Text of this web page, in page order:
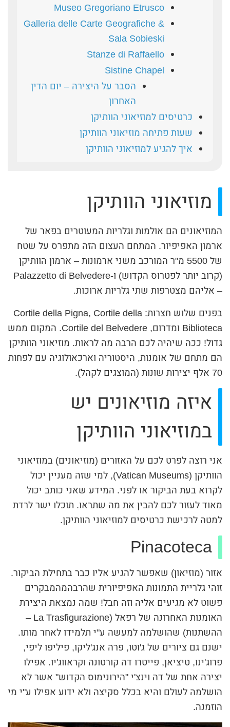
Museo Gregoriano Etrusco
Galleria delle Carte Geografiche &
Sala Sobieski
Stanze di Raffaello
Sistine Chapel
הסבר על היצירה – יום הדין
האחרון
כרטיסים למוזיאוני הוותיקן
שעות פתיחה מוזיאוני הוותיקן
איך להגיע למוזיאוני הוותיקן
מוזיאוני הוותיקן
המוזיאונים הם אולמות וגלריות המעוטרים בפאר של
ארמון האפיפיור. המתחם העצום הזה מתפרס על שטח
של 5500 מ"ר המורכב משני ארמונות – ארמון הוותיקן
(קרוב יותר לפטרוס הקדוש) ו-Palazzetto di Belvedere
– אליהם מצטרפות שתי גלריות ארוכות.
בפנים שלוש חצרות: Cortile della Pigna, Cortile della
Biblioteca ומדרום, Cortile del Belvedere. המקום ממש
גדול! ככה שיהיה לכם הרבה מה לראות. מוזיאוני הוותיקן
הם מתחם של אומנות, היסטוריה וארכאולוגיה עם לפחות
70 אלף יצירות שונות (המוצגים לקהל).
איזה מוזיאונים יש
במוזיאוני הוותיקן
אני רוצה לפרט לכם על האזורים (מוזיאונים) במוזיאוני
הוותיקן (Vatican Museums), למי שזה מעניין יכול
לקרוא בעת הביקור או לפני. המידע שאני כותב יכול
מאוד לעזור לכם להבין את מה שתראו. תוכלו ישר לרדת
למטה לרכישת כרטיסים למוזיאוני הוותיקן.
Pinacoteca
אזור (מוזיאון) שאפשר להגיע אליו כבר בתחילת הביקור.
זוהי גלריית התמונות האפיפיורית שהרבהמהמבקרים
פשוט לא מגיעים אליה וזה חבל! שמה נמצאת היצירת
האומנות האחרונה של רפאל (La Trasfigurazione –
ההשתנות) שהושלמה למעשה ע"י תלמידו לאחר מותו.
ישנם גם ציורים של ג'וטו, פרה אנג'ליקו, פיליפו ליפי,
פרוג'ינו, טיציאן, פייטרו דה קורטונה וקראווג'יו. אפילו
יצירה אחת של דה וינצ'י "הירונימוס הקדוש" אשר לא
הושלמה לעולם והיא בכלל סקיצה ולא ידוע אפילו ע"י מי
הוזמנה.